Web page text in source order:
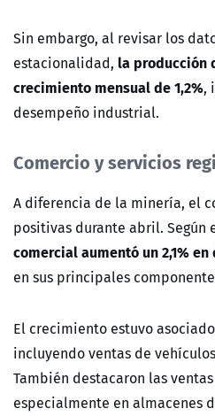
Sin embargo, al revisar los
estacionalidad, la producción
crecimiento mensual de 1,2%,
desempeño industrial.
Comercio y servicios
A diferencia de la minería, el
positivas durante abril. Según
comercial aumentó un 2,1%
en sus principales
El crecimiento estuvo
incluyendo ventas de
También destacaron las
especialmente en almacenes